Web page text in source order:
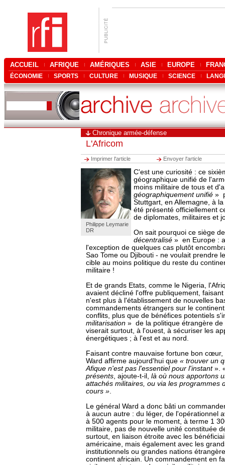
ACCUEIL AFRIQUE AMÉRIQUES ASIE EUROPE
ÉCONOMIE SPORTS CULTURE MUSIQUE SCIENCE
Chronique armée-défense
L'Africom
Imprimer l'article Envoyer l'article
Philippe Leymarie
DR
C'est une curiosité : ce
géographique unifié de
moins militaire de tous et
géographiquement unifié »
Stuttgart, en Allemagne, à
été présenté officiellement
de diplomates, militaires et
On sait pourquoi ce siège
décentralisé » en Europe :
l'exception de quelques cas plutôt
Sao Tome ou Djibouti - ne voulait prendre
cible au moins politique du reste du
militaire !
Et de grands Etats, comme le Nigeria,
avaient décliné l'offre publiquement,
n'est plus à l'établissement de nouvelles
commandements étrangers sur le
conflits, plus que de bénéfices potentiels
militarisation » de la politique étrangère de
viserait surtout, à l'ouest, à sécuriser les
énergétiques ; à l'est et au nord.
Faisant contre mauvaise fortune bon cœur,
Ward affirme aujourd'hui que « trouver un
Afique n'est pas l'essentiel pour l'instant».
présents, ajoute-t-il, là où nous apportons
attachés militaires, ou via les programmes
cours ».
Le général Ward a donc bâti un
à aucun autre : du léger, de l'opérationnel
à 500 agents pour le moment, à terme 1
militaire, pas de nouvelle unité constituée
surtout, en liaison étroite avec les
américaine, mais également avec les
institutionnels ou grandes nations
continent africain. Un commandement en